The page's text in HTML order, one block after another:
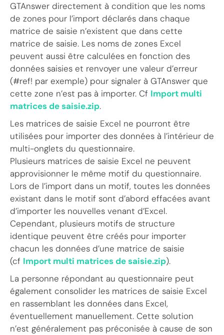
GTAnswer directement à condition que les noms
de zones pour l’import déclarés dans chaque
matrice de saisie n’existent que dans cette
matrice de saisie. Les noms de zones Excel
peuvent aussi être calculées en fonction des
données saisies et renvoyer une valeur d’erreur
(#ref! par exemple) pour signaler à GTAnswer que
cette zone n’est pas à importer. Cf Import multi
matrices de saisie.zip.
Les matrices de saisie Excel ne pourront être
utilisées pour importer des données à l’intérieur de
multi-onglets du questionnaire.
Plusieurs matrices de saisie Excel ne peuvent
approvisionner le même motif du questionnaire.
Lors de l’import dans un motif, toutes les données
existant dans le motif sont d’abord effacées avant
d’importer les nouvelles venant d’Excel.
Cependant, plusieurs motifs de structure
identique peuvent être créés pour importer
chacun les données d’une matrice de saisie
(cf Import multi matrices de saisie.zip).
La personne répondant au questionnaire peut
également consolider les matrices de saisie Excel
en rassemblant les données dans Excel,
éventuellement manuellement. Cette solution
n’est généralement pas préconisée à cause de son